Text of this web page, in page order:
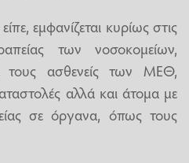
εμφανίζεται κυρίως στις
των νοσοκομείων,
τους ασθενείς των ΜΕΘ,
αλλά και άτομα με
σε όργανα, όπως τους